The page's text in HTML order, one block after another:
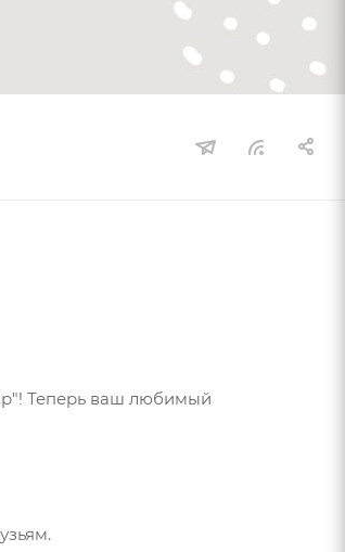
Теперь ваш любимый